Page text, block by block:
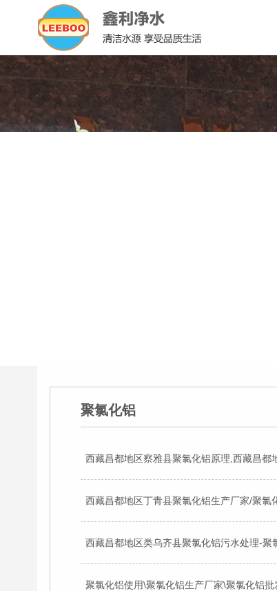
聚氯化铝
西藏昌都地区察雅县聚氯化铝原理,西藏昌
西藏昌都地区丁青县聚氯化铝生产厂家/聚
聚氯化铝使用\聚氯化铝生产厂家\聚氯化铝